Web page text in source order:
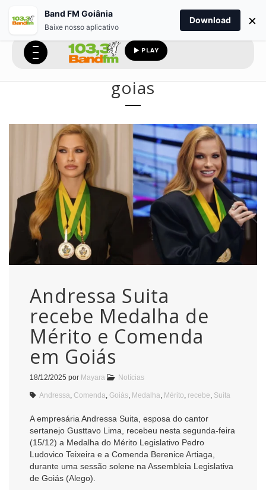
PLAY
goias
Andressa Suita
recebe Medalha de
Mérito e Comenda
em Goiás
18/12/2025 por Mayara Notícias
Andressa Comenda Goiás Medalha Mérito recebe Suíta
A empresária Andressa Suita, esposa do cantor
sertanejo Gusttavo Lima, recebeu nesta segunda-feira
(15/12) a Medalha do Mérito Legislativo Pedro
Ludovico Teixeira e a Comenda Berenice Artiaga,
durante uma sessão solene na Assembleia Legislativa
de Goiás (Alego).
Band FM Goiânia
Baixe nosso aplicativo
Download ×